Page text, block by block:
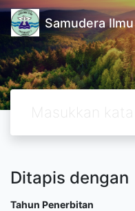
Samudera Ilmu
Ditapis dengan
Tahun Penerbitan